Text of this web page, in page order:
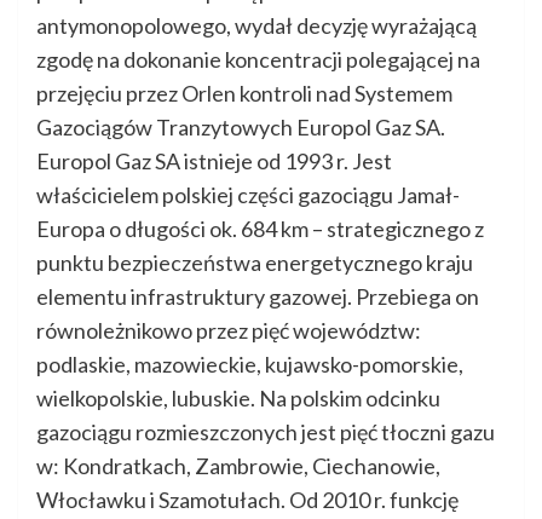
antymonopolowego, wydał decyzję wyrażającą
zgodę na dokonanie koncentracji polegającej na
przejęciu przez Orlen kontroli nad Systemem
Gazociągów Tranzytowych Europol Gaz SA.
Europol Gaz SA istnieje od 1993 r. Jest
właścicielem polskiej części gazociągu Jamał-
Europa o długości ok. 684 km – strategicznego z
punktu bezpieczeństwa energetycznego kraju
elementu infrastruktury gazowej. Przebiega on
równoleżnikowo przez pięć województw:
podlaskie, mazowieckie, kujawsko-pomorskie,
wielkopolskie, lubuskie. Na polskim odcinku
gazociągu rozmieszczonych jest pięć tłoczni gazu
w: Kondratkach, Zambrowie, Ciechanowie,
Włocławku i Szamotułach. Od 2010 r. funkcję